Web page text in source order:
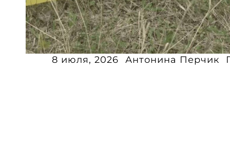
8 июля, 2026 Антонина Перчик